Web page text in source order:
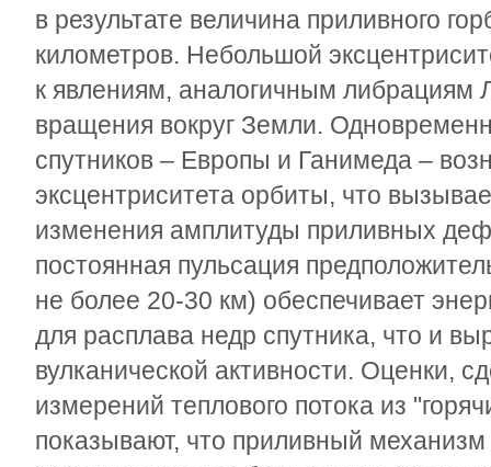
в результате величина приливного
километров. Небольшой
к явлениям, аналогичным либрациям
вращения вокруг Земли.
спутников – Европы и Ганимеда –
эксцентриситета орбиты, что
изменения амплитуды приливных
постоянная пульсация
не более 20-30 км) обеспечивает
для расплава недр спутника, что и
вулканической активности. Оценки,
измерений теплового потока из
показывают, что приливный